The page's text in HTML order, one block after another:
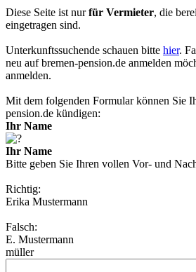
Diese Seite ist nurfür Vermieter, die
eingetragen sind.
Unterkunftssuchende schauen bitte hier.
neu aufbremen-pension.de anmelden
anmelden.
Mit dem folgenden Formular können Sie
pension.de kündigen:
Ihr Name
Ihr Name
Bitte geben Sie Ihren vollen Vor- und
Richtig:
Erika Mustermann
Falsch:
E. Mustermann
müller